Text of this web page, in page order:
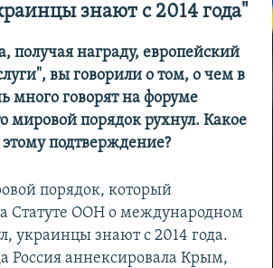
знают с 2014 года"
получая награду, европейский
вы говорили о том, о чем в
много говорят на форуме
мировой порядок рухнул. Какое
подтверждение?
порядок, который
Статуте ООН о международном
украинцы знают с 2014 года.
Россия аннексировала Крым,